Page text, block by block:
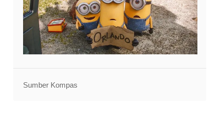
Sumber Kompas